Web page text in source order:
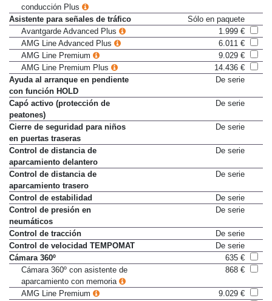
Paquete de asistencia a la
conducción Plus
Asistente para señales de tráfico
Sólo en paquete
Avantgarde Advanced Plus
1.999 €
AMG Line Advanced Plus
6.011 €
AMG Line Premium
9.029 €
AMG Line Premium Plus
14.436 €
Ayuda al arranque en pendiente
con función HOLD
Capó activo (protección de
peatones)
Cierre de seguridad para niños
en puertas traseras
Control de distancia de
aparcamiento delantero
Control de distancia de
aparcamiento trasero
Control de estabilidad
De serie
Control de presión en
neumáticos
Control de tracción
De serie
Control de velocidad TEMPOMAT
De serie
Cámara 360º
635 €
Cámara 360º con asistente de
aparcamiento con memoria